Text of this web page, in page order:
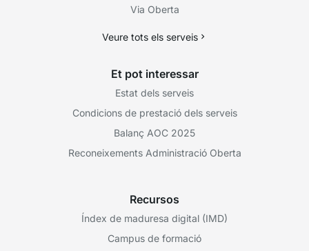
Via Oberta
Veure tots els serveis
Et pot interessar
Estat dels serveis
Condicions de prestació dels serveis
Balanç AOC 2025
Reconeixements Administració Oberta
Recursos
Índex de maduresa digital (IMD)
Campus de formació